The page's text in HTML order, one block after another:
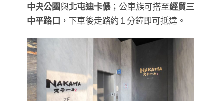
中央公園與北屯迪卡儂；公車族可搭至經貿三
中平路口 ，下車後走路約 1 分鐘即可抵達。